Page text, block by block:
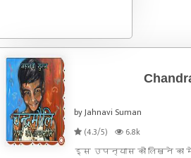
by Jahnavi Suman
(4.3/5)
6.8k
इस उपन्यास को लिखने का